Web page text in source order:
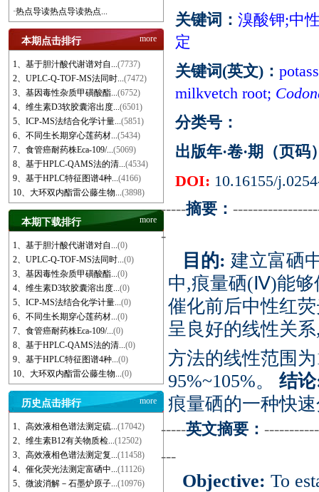
·热点导读热点导读热点...
本期点击排行 more
1、基于胆汁酸代谢谱对自...(7737)
2、UPLC-Q-TOF-MS法同时...(7472)
3、基因毒性杂质甲磺酸酯...(6752)
4、维生素D3软胶囊溶出度...(6501)
5、ICP-MS法结合化学计量...(5851)
6、不同生长期穿心莲药材...(5434)
7、食管癌耐药株Eca-109/...(5069)
8、基于HPLC-QAMS法的清...(4534)
9、基于HPLC特征图谱4种...(4166)
10、大环双内酯雷公藤生物...(3898)
本期下载排行 more
1、基于胆汁酸代谢谱对自...(0)
2、UPLC-Q-TOF-MS法同时...(0)
3、基因毒性杂质甲磺酸酯...(0)
4、维生素D3软胶囊溶出度...(0)
5、ICP-MS法结合化学计量...(0)
6、不同生长期穿心莲药材...(0)
7、食管癌耐药株Eca-109/...(0)
8、基于HPLC-QAMS法的清...(0)
9、基于HPLC特征图谱4种...(0)
10、大环双内酯雷公藤生物...(0)
历史点击排行 more
1、高效液相色谱法测定硫...(17042)
2、维生素B12有关物质检...(12502)
3、高效液相色谱法测定复...(11458)
4、催化荧光法测定富硒中...(11126)
5、微波消解－石墨炉原子...(10976)
关键词： 溴酸钾;中
定
关键词(英文)：
milkvetch root;
分类号：
出版年·卷·期（页码
DOI: 10.16155/
-----摘要：
-
目的: 建立富硒
中,痕量硒(Ⅳ)能够
催化前后中性红
呈良好的线性关
方法的线性范围为
95%~105%。 结
痕量硒的一种快
-----英文摘要：
---
Objective: To